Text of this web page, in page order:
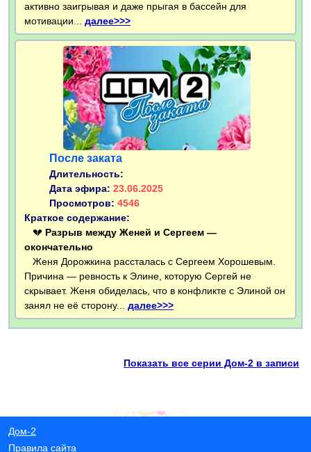
активно заигрывая и даже прыгая в бассейн для
мотивации... далее>>>
После заката
Длительность:
Дата эфира: 23.06.2025
Просмотров: 4546
Краткое содержание:
💔 Разрыв между Женей и Сергеем —
окончательно
Женя Дорожкина рассталась с Сергеем Хорошевым.
Причина — ревность к Элине, которую Сергей не
скрывает. Женя обиделась, что в конфликте с Элиной он
занял не её сторону... далее>>>
Показать все серии Дом-2 в записи
Дом-2
Правила сайта